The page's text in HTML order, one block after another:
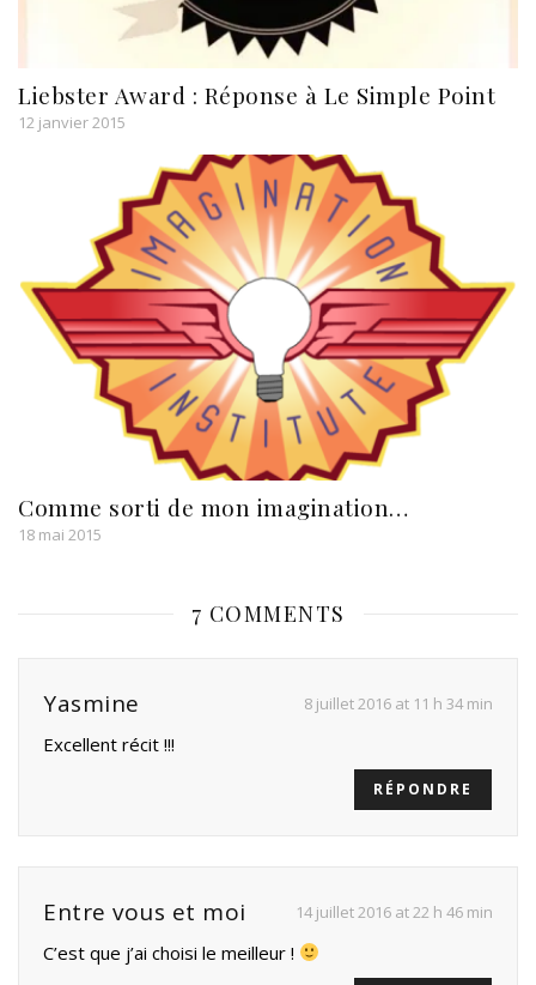
Liebster Award : Réponse à Le Simple Point
12 janvier 2015
Comme sorti de mon imagination…
18 mai 2015
7 COMMENTS
Yasmine 8 juillet 2016 at 11 h 34 min
Excellent récit !!!
RÉPONDRE
Entre vous et moi 14 juillet 2016 at 22 h 46 min
C’est que j’ai choisi le meilleur !